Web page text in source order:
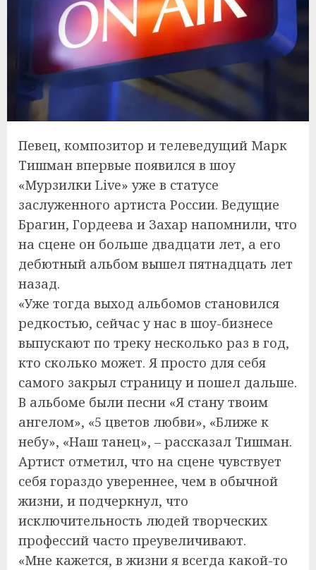
Певец, композитор и телеведущий Марк
Тишман впервые появился в шоу
«Мурзилки Live» уже в статусе
заслуженного артиста России. Ведущие
Брагин, Гордеева и Захар напомнили, что
на сцене он больше двадцати лет, а его
дебютный альбом вышел пятнадцать лет
назад.
«Уже тогда выход альбомов становился
редкостью, сейчас у нас в шоу-бизнесе
выпускают по треку несколько раз в год,
кто сколько может. Я просто для себя
самого закрыл страницу и пошел дальше.
В альбоме были песни «Я стану твоим
ангелом», «5 цветов любви», «Ближе к
небу», «Наш танец», – рассказал Тишман.
Артист отметил, что на сцене чувствует
себя гораздо увереннее, чем в обычной
жизни, и подчеркнул, что
исключительность людей творческих
профессий часто преувеличивают.
«Мне кажется, в жизни я всегда какой-то